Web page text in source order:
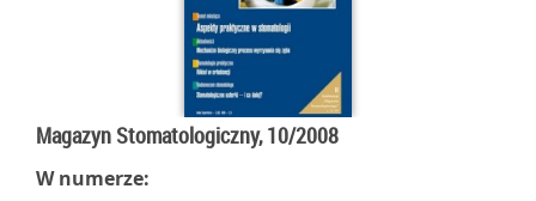
Magazyn Stomatologiczny, 10/2008
W numerze: